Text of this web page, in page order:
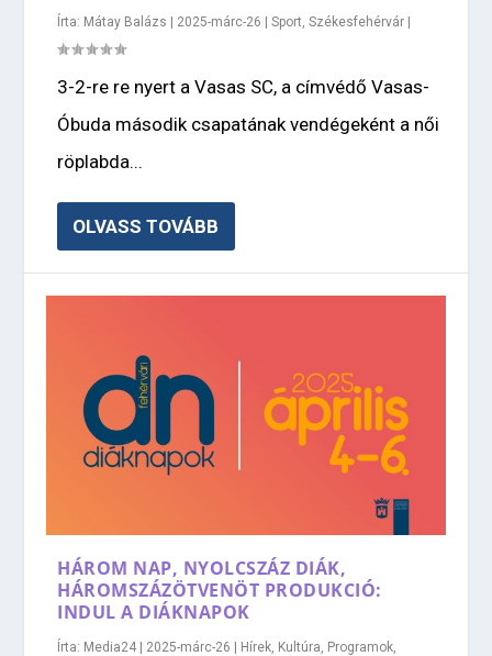
Írta: Mátay Balázs | 2025-márc-26 |Sport ,Székesfehérvár |
3-2-re re nyert a Vasas SC, a címvédő Vasas-
Óbuda második csapatának vendégeként a női
röplabda...
OLVASS TOVÁBB
HÁROM NAP, NYOLCSZÁZ DIÁK,
HÁROMSZÁZÖTVENÖT PRODUKCIÓ:
INDUL A DIÁKNAPOK
Írta: Media24 | 2025-márc-26 | Hírek Kultúra Programok